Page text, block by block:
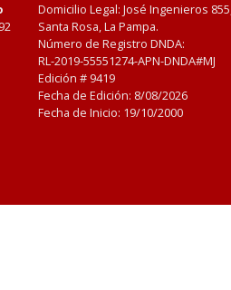
Domicilio Legal: José Ingenieros
Santa Rosa, La Pampa.
Número de Registro DNDA:
RL-2019-55551274-APN-DNDA#MJ
Edición # 9419
Fecha de Edición: 8/08/2026
Fecha de Inicio: 19/10/2000